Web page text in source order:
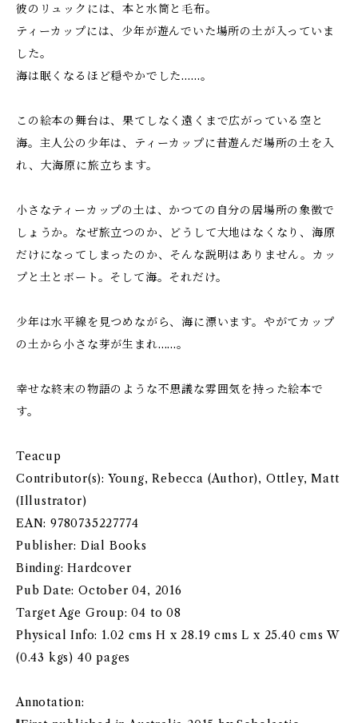
彼のリュックには、本と水筒と毛布。
ティーカップには、少年が遊んでいた場所の土が入っていま
した。
海は眠くなるほど穏やかでした……。
この絵本の舞台は、果てしなく遠くまで広がっている空と
海。主人公の少年は、ティーカップに昔遊んだ場所の土を入
れ、大海原に旅立ちます。
小さなティーカップの土は、かつての自分の居場所の象徴で
しょうか。なぜ旅立つのか、どうして大地はなくなり、海原
だけになってしまったのか、そんな説明はありません。カッ
プと土とボート。そして海。それだけ。
少年は水平線を見つめながら、海に漂います。やがてカップ
の土から小さな芽が生まれ……。
幸せな終末の物語のような不思議な雰囲気を持った絵本で
す。
Teacup
Contributor(s): Young, Rebecca (Author), Ottley, Matt
(Illustrator)
EAN: 9780735227774
Publisher: Dial Books
Binding: Hardcover
Pub Date: October 04, 2016
Target Age Group: 04 to 08
Physical Info: 1.02 cms H x 28.19 cms L x 25.40 cms W
(0.43 kgs) 40 pages
Annotation: